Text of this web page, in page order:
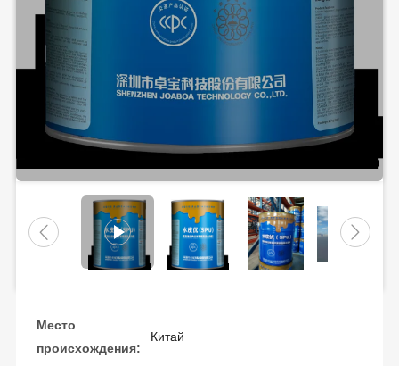
Место
происхождения:
Китай